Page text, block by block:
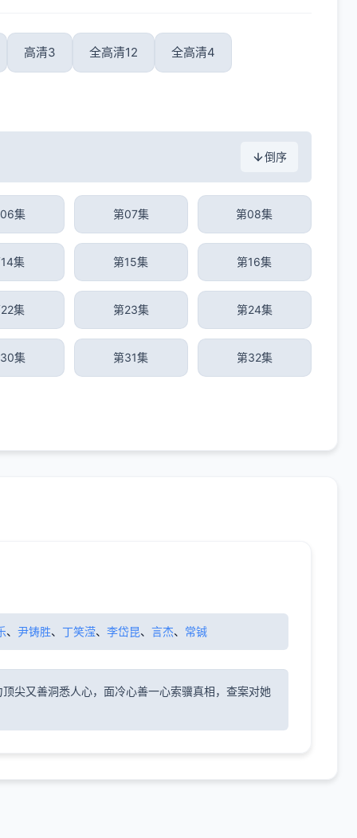
高清3 全高清12 全高清4
倒序
集 第07集 第08集
集 第15集 第16集
集 第23集 第24集
集 第31集 第32集
、 尹铸胜、 丁笑滢、 李岱昆、 言杰、 常铖
尖又善洞悉人心，面冷心善一心索骥真相，查案对她